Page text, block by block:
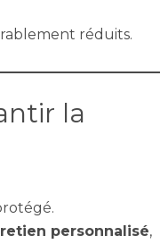
réduits.
la
personnalisé,